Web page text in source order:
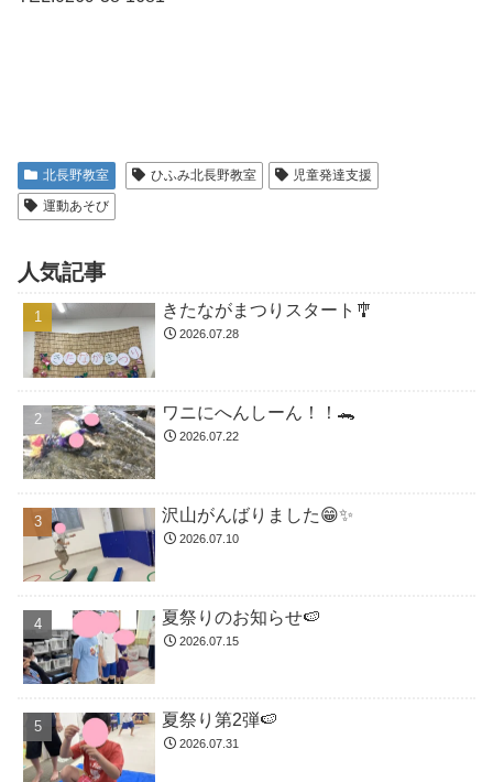
北長野教室 ひふみ北長野教室
児童発達支援
運動あそび
人気記事
きたながまつりスタート🎐
2026.07.28
ワニにへんしーん！！🐊
2026.07.22
沢山がんばりました😁✨
2026.07.10
夏祭りのお知らせ🍉
2026.07.15
夏祭り第2弾🍉
2026.07.31